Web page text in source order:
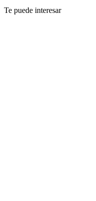
Te puede interesar